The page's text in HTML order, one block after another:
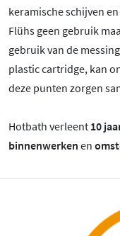
keramische schijven
Flühs geen gebruik
gebruik van de
plastic cartridge, kan
deze punten zorgen
Hotbath verleent 10
binnenwerken en